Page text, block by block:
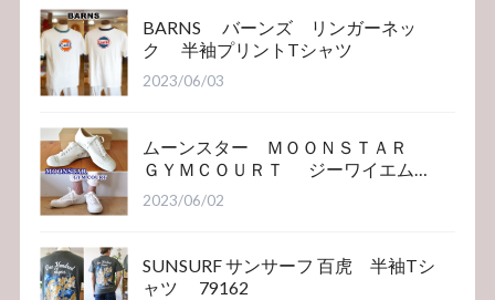
BARNS バーンズ リンガーネッ
ク 半袖プリントTシャツ
2023/06/03
ムーンスター ＭＯＯＮＳＴＡＲ
ＧＹＭＣＯＵＲＴ ジーワイエム
コート
2023/06/02
SUNSURF サンサーフ 百虎 半袖Tシ
ャツ 79162